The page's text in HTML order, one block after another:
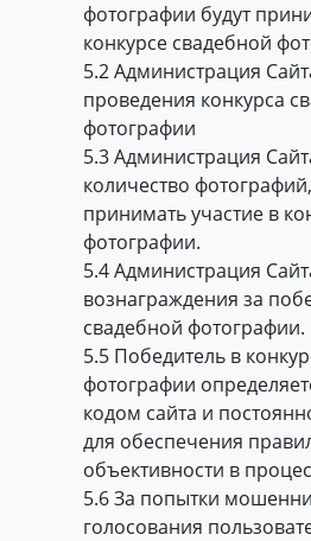
фотографии будут
конкурсе свадебной
5.2 Администрация
проведения конкурса
фотографии
5.3 Администрация
количество
принимать участие в
фотографии.
5.4 Администрация
вознаграждения за
свадебной фотографии.
5.5 Победитель в
фотографии
кодом сайта и
для обеспечения
объективности в
5.6 За попытки
голосования